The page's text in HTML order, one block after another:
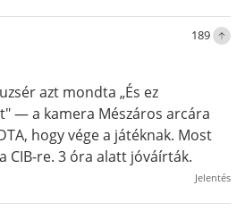
189
azt mondta „És ez
— a kamera Mészáros arcára
hogy vége a játéknak. Most
CIB-re. 3 óra alatt jóváírták.
Jelentés